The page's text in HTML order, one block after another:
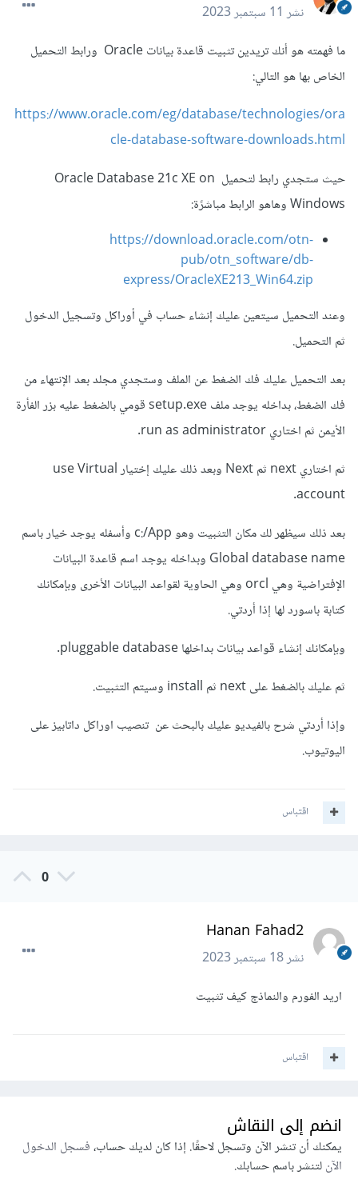
نشر11 سبتمبر 2023
ما فهمته هو أنك تريدين تثبيت قاعدة بيانات Oracle ورابط التحميل
الخاص بها هو التالي:
https://www.oracle.com/eg/database/technologies/ora
cle-database-software-downloads.html
حيث ستجدي رابط لتحميل Oracle Database 21c XE on
Windows وهاهو الرابط مباشرًة:
https://download.oracle.com/otn-
pub/otn_software/db-
express/OracleXE213_Win64.zip
وعند التحميل سيتعين عليك إنشاء حساب في أوراكل وتسجيل الدخول
ثم التحميل.
بعد التحميل عليك فك الضغط عن الملف وستجدي مجلد بعد الإنتهاء من
فك الضغط، بداخله يوجد ملف setup.exe قومي بالضغط عليه بزر الفأرة
الأيمن ثم اختاري run as administrator.
ثم اختاري next ثم Next وبعد ذلك عليك إختيار use Virtual
account.
بعد ذلك سيظهر لك مكان التثبيت وهو c:/App وأسفله يوجد خيار باسم
Global database name وبداخله يوجد اسم قاعدة البيانات
الإفتراضية وهي orcl وهي الحاوية لقواعد البيانات الأخرى وبإمكانك
كتابة باسورد لها إذا أردتي.
وبإمكانك إنشاء قواعد بيانات بداخلها pluggable database.
ثم عليك بالضغط على next ثم install وسيتم التثبيت.
وإذا أردتي شرح بالفيديو عليك بالبحث عن تنصيب اوراكل داتابيز على
اليوتيوب.
اقتباس
0
Hanan Fahad2
نشر18 سبتمبر 2023
اريد الفورم والنماذج كيف تثبيت
اقتباس
انضم إلى النقاش
يمكنك أن تنشر الآن وتسجل لاحقًا. إذا كان لديك حساب،فسجل الدخول
الآنلتنشر باسم حسابك.